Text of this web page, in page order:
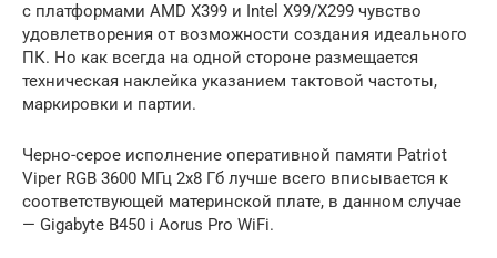
с платформами AMD X399 и Intel X99/X299 чувство
удовлетворения от возможности создания идеального
ПК. Но как всегда на одной стороне размещается
техническая наклейка указанием тактовой частоты,
маркировки и партии.
Черно-серое исполнение оперативной памяти Patriot
Viper RGB 3600 МГц 2х8 Гб лучше всего вписывается к
соответствующей материнской плате, в данном случае
— Gigabyte B450 i Aorus Pro WiFi.